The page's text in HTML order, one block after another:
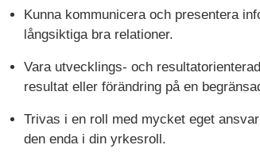
Kunna kommunicera och presentera
långsiktiga bra relationer.
Vara utvecklings- och
resultat eller förändring på en
Trivas i en roll med mycket eget
den enda i din yrkesroll.